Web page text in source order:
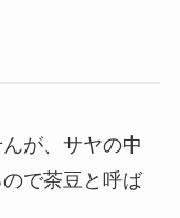
が、サヤの中
で茶豆と呼ば